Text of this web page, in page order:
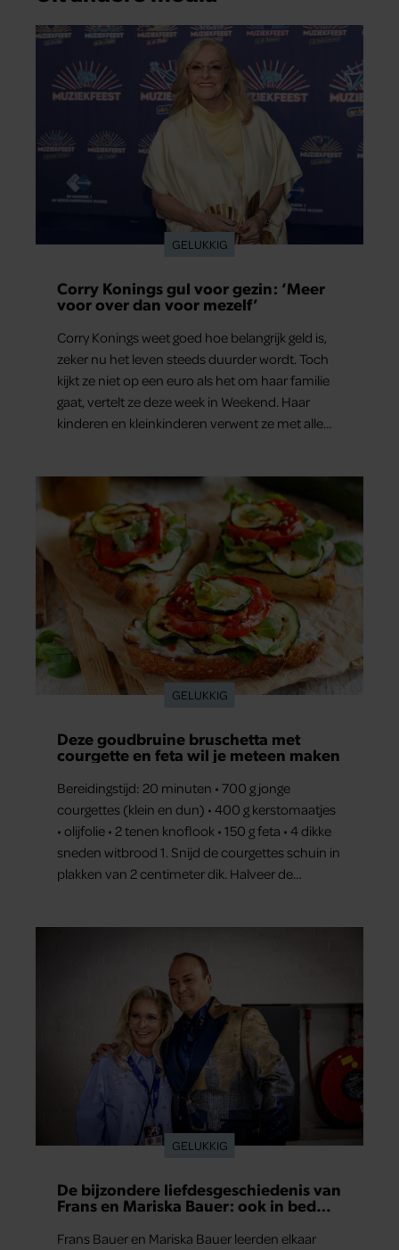
GELUKKIG
Corry Konings gul voor gezin: ‘Meer
voor over dan voor mezelf’
Corry Konings weet goed hoe belangrijk geld is,
zeker nu het leven steeds duurder wordt. Toch
kijkt ze niet op een euro als het om haar familie
gaat, vertelt ze deze week in Weekend. Haar
kinderen en kleinkinderen verwent ze met alle
GELUKKIG
Deze goudbruine bruschetta met
courgette en feta wil je meteen maken
Bereidingstijd: 20 minuten • 700 g jonge
courgettes (klein en dun) • 400 g kerstomaatjes
• olijfolie • 2 tenen knoflook • 150 g feta • 4 dikke
sneden witbrood 1. Snijd de courgettes schuin in
plakken van 2 centimeter dik. Halveer de
GELUKKIG
De bijzondere liefdesgeschiedenis van
Frans en Mariska Bauer: ook in bed
Frans Bauer en Mariska Bauer leerden elkaar